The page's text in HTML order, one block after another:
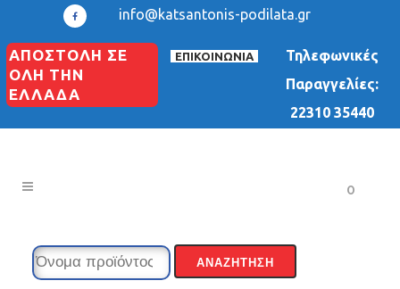
info@katsantonis-podilata.gr
ΑΠΟΣΤΟΛΗ ΣΕ
ΟΛΗ ΤΗΝ
ΕΛΛΑΔΑ
ΕΠΙΚΟΙΝΩΝΙΑ
Τηλεφωνικές
Παραγγελίες:
22310 35440
0